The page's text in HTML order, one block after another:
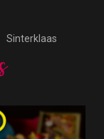
Sinterklaas